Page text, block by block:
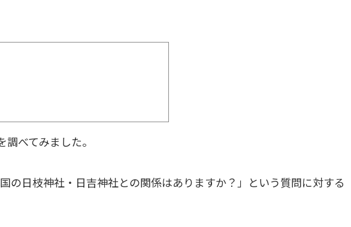
べてみました。
の日枝神社・日吉神社との関係はありますか？」という質問に対する